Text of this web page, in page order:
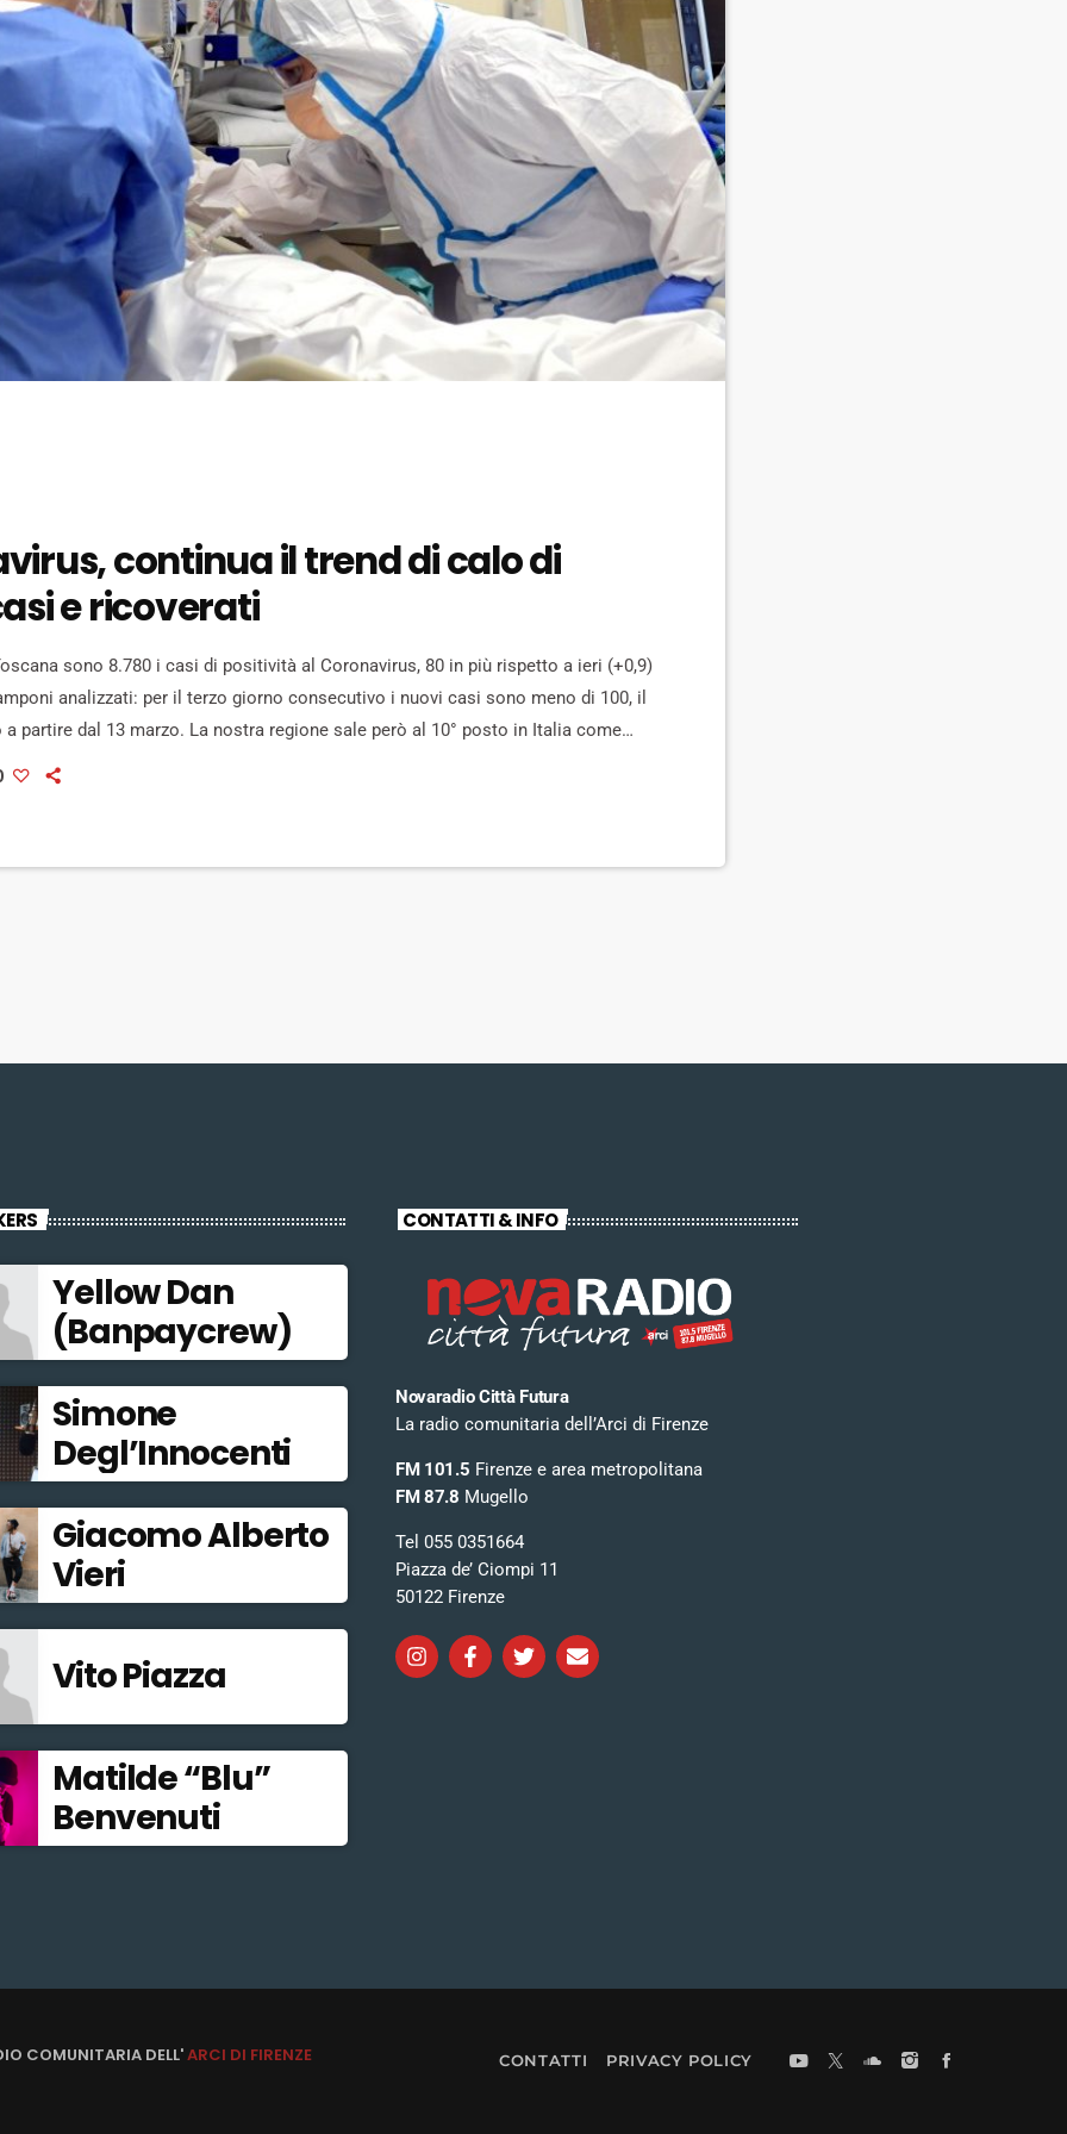
continua il trend di calo di
e ricoverati
sono 8.780 i casi di positività al Coronavirus, 80 in più rispetto a ieri (+0,9)
analizzati: per il terzo giorno consecutivo i nuovi casi sono meno di 100, il
a partire dal 13 marzo. La nostra regione sale però al 10° posto in Italia come
con circa 235 casi per 100.000 abitanti (media italiana 300). Si […]
Yellow Dan
(Banpaycrew)
Simone
Degl’Innocenti
Giacomo Alberto
Vieri
Vito Piazza
Matilde “Blu”
Benvenuti
CONTATTI & INFO
Novaradio Città Futura
La radio comunitaria dell’Arci di Firenze
FM 101.5 Firenze e area metropolitana
FM 87.8 Mugello
Tel 055 0351664
Piazza de’ Ciompi 11
50122 Firenze
COMUNITARIA DELL'ARCI DI FIRENZE CONTATTI PRIVACY POLICY